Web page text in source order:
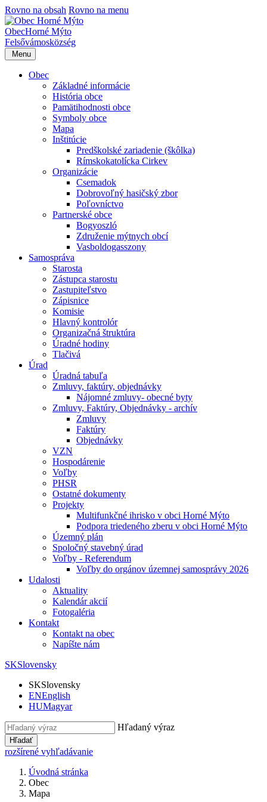
Rovno na obsah Rovno na menu
ObecHorné Mýto
Felsővámosközség
Menu
Obec
Základné informácie
História obce
Pamätihodnosti obce
Symboly obce
Mapa
Inštitúcie
Predškolské zariadenie (škôlka)
Rímskokatolícka Cirkev
Organizácie
Csemadok
Dobrovoľný hasičský zbor
Poľovníctvo
Partnerské obce
Bogyoszló
Združenie mýtnych obcí
Vasboldogasszony
Samospráva
Starosta
Zástupca starostu
Zastupiteľstvo
Zápisnice
Komisie
Hlavný kontrolór
Organizačná štruktúra
Úradné hodiny
Tlačivá
Úrad
Úradná tabuľa
Zmluvy, faktúry, objednávky
Nájomné zmluvy- obecné byty
Zmluvy, Faktúry, Objednávky - archív
Zmluvy
Faktúry
Objednávky
VZN
Hospodárenie
Voľby
PHSR
Ostatné dokumenty
Projekty
Multifunkčné ihrisko v obci Horné Mýto
Podpora triedeného zberu v obci Horné Mýto
Územný plán
Spoločný stavebný úrad
Voľby - Referendum
Voľby do orgánov územnej samosprávy 2026
Udalosti
Aktuality
Kalendár akcií
Fotogaléria
Kontakt
Kontakt na obec
Napíšte nám
SKSlovensky
SKSlovensky
ENEnglish
HUMagyar
Hľadaný výraz
Hľadať
rozšírené vyhľadávanie
Úvodná stránka
Obec
Mapa